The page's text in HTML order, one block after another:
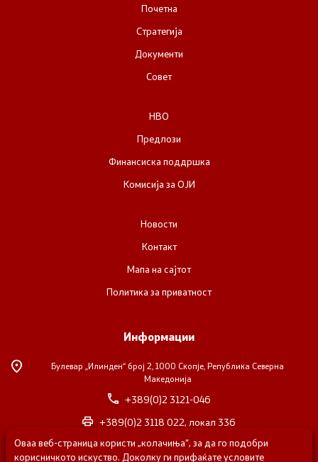
Почетна
Стратегија
Документи
Совет
НВО
Предлози
Финансиска поддршка
Комисија за ОЈИ
Новости
Контакт
Мапа на сајтот
Политика за приватност
Информации
Булевар „Илинден“ број 2, 1000 Скопје, Република Северна
Македонија
+389(0)2 3121-046
+389(0)2 3118 022, локал 336
nvosorabotka@gs.gov.mk
Оваа веб-страница користи „колачиња“, за да го подобри
корисничкото искуство. Доколку ги прифаќате условите